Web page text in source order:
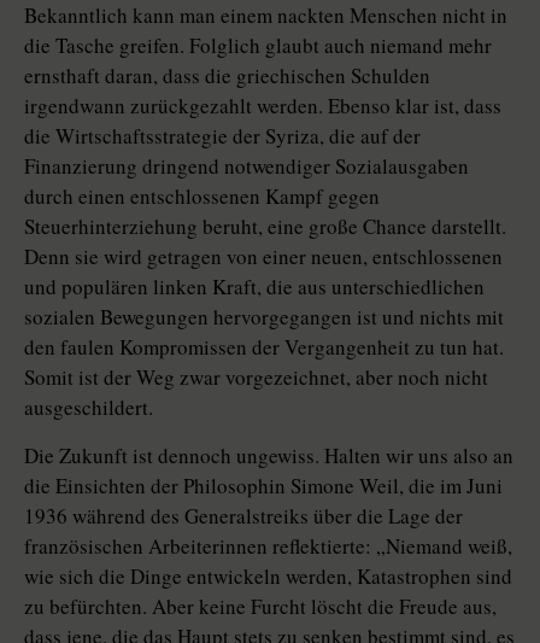
Bekanntlich kann man einem nackten Menschen nicht in
die Tasche greifen. Folglich glaubt auch niemand mehr
ernsthaft daran, dass die griechischen Schulden
irgendwann zurückgezahlt werden. Ebenso klar ist, dass
die Wirtschaftsstrategie der Syriza, die auf der
Finanzierung dringend notwendiger Sozialausgaben
durch einen entschlossenen Kampf gegen
Steuerhinterziehung beruht, eine große Chance darstellt.
Denn sie wird getragen von einer neuen, entschlossenen
und populären linken Kraft, die aus unterschiedlichen
sozialen Bewegungen hervorgegangen ist und nichts mit
den faulen Kompromissen der Vergangenheit zu tun hat.
Somit ist der Weg zwar vorgezeichnet, aber noch nicht
ausgeschildert.
Die Zukunft ist dennoch ungewiss. Halten wir uns also an
die Einsichten der Philosophin Simone Weil, die im Juni
1936 während des Generalstreiks über die Lage der
französischen Arbeiterinnen reflektierte: „Niemand weiß,
wie sich die Dinge entwickeln werden, Katastrophen sind
zu befürchten. Aber keine Furcht löscht die Freude aus,
dass jene, die das Haupt stets zu senken bestimmt sind, es